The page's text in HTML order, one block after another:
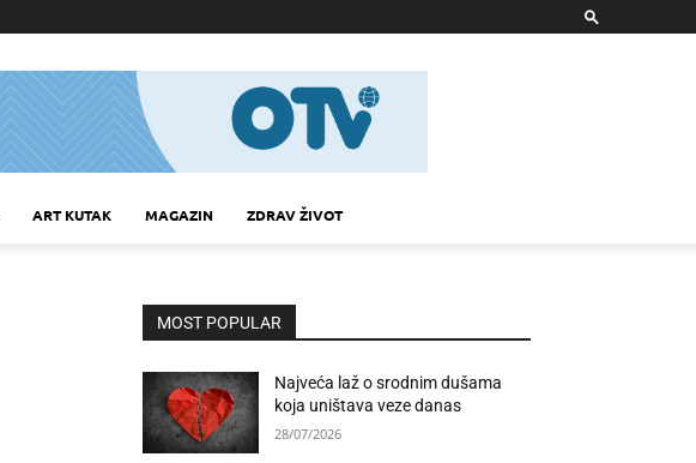
ART KUTAK MAGAZIN ZDRAV ŽIVOT
MOST POPULAR
Najveća laž o srodnim dušama
koja uništava veze danas
28/07/2026